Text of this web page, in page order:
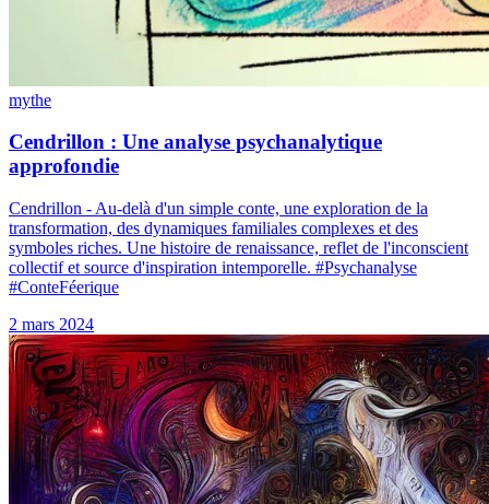
mythe
Cendrillon : Une analyse psychanalytique
approfondie
Cendrillon - Au-delà d'un simple conte, une exploration de la
transformation, des dynamiques familiales complexes et des
symboles riches. Une histoire de renaissance, reflet de l'inconscient
collectif et source d'inspiration intemporelle. #Psychanalyse
#ConteFéerique
2 mars 2024